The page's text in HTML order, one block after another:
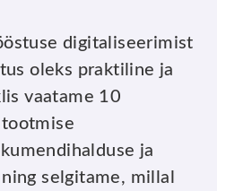
digitaliseerimist
oleks praktiline ja
vaatame 10
ja
selgitame, millal